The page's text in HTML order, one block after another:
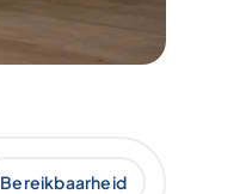
Bereikbaarheid